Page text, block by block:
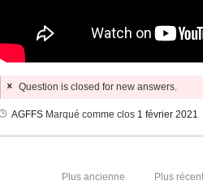
Question is closed for new answers.
AGFFS Marqué comme clos 1 février 2021
Plus
Plus ancienne